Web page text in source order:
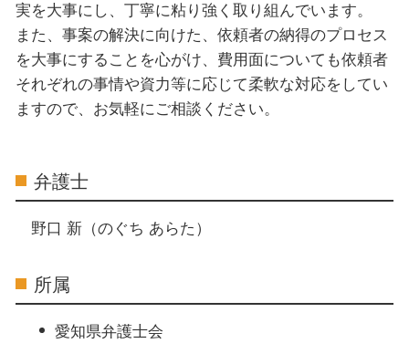
実を大事にし、丁寧に粘り強く取り組んでいます。
また、事案の解決に向けた、依頼者の納得のプロセス
を大事にすることを心がけ、費用面についても依頼者
それぞれの事情や資力等に応じて柔軟な対応をしてい
ますので、お気軽にご相談ください。
弁護士
野口 新（のぐち あらた）
所属
愛知県弁護士会